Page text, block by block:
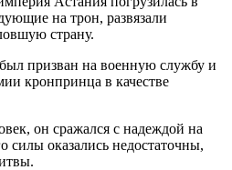
на трон, развязали
страну.
призван на военную службу и
кронпринца в качестве
он сражался с надеждой на
силы оказались недостаточны,